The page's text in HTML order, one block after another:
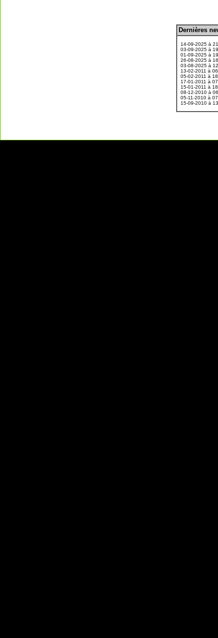
Dernières
14-09-2025 à
03-09-2025 à
01-09-2025 à
26-08-2025 à
03-08-2025 à
13-02-2011 à
05-02-2011 à
17-01-2011 à
15-01-2011 à
08-12-2010 à
05-11-2010 à
15-09-2010 à